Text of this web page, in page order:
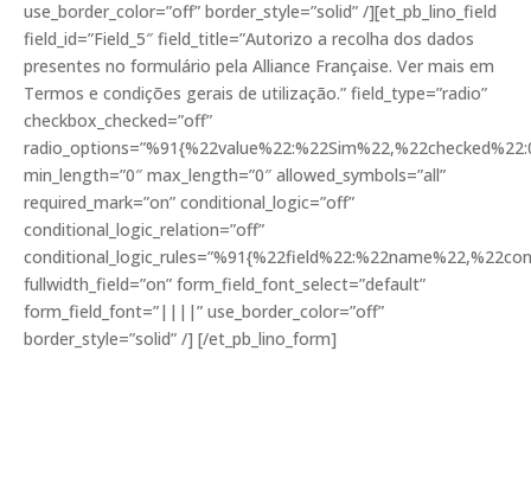
use_border_color=”off” border_style=”solid” /][et_pb_lino_field
field_id=”Field_5″ field_title=”Autorizo a recolha dos dados
presentes no formulário pela Alliance Française. Ver mais em
Termos e condições gerais de utilização.” field_type=”radio”
checkbox_checked=”off”
min_length=”0″ max_length=”0″ allowed_symbols=”all”
required_mark=”on” conditional_logic=”off”
conditional_logic_relation=”off”
fullwidth_field=”on” form_field_font_select=”default”
form_field_font=”||||” use_border_color=”off”
border_style=”solid” /] [/et_pb_lino_form]